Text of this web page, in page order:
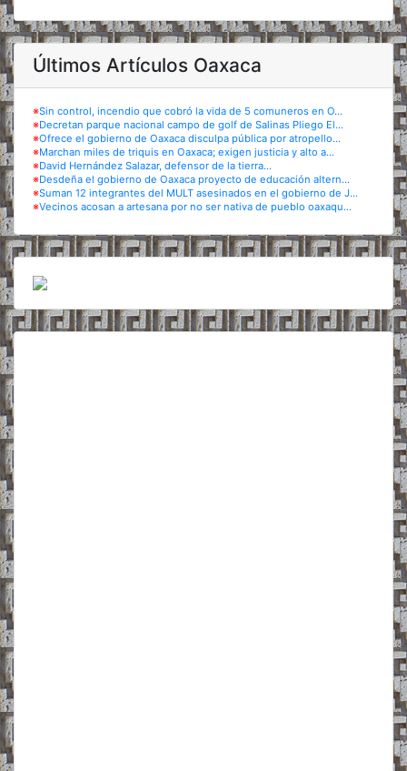
Últimos Artículos Oaxaca
※Sin control, incendio que cobró la vida de 5 comuneros en O...
※Decretan parque nacional campo de golf de Salinas Pliego El...
※Ofrece el gobierno de Oaxaca disculpa pública por atropello...
※Marchan miles de triquis en Oaxaca; exigen justicia y alto a...
※David Hernández Salazar, defensor de la tierra...
※Desdeña el gobierno de Oaxaca proyecto de educación altern...
※Suman 12 integrantes del MULT asesinados en el gobierno de J...
※Vecinos acosan a artesana por no ser nativa de pueblo oaxaqu...